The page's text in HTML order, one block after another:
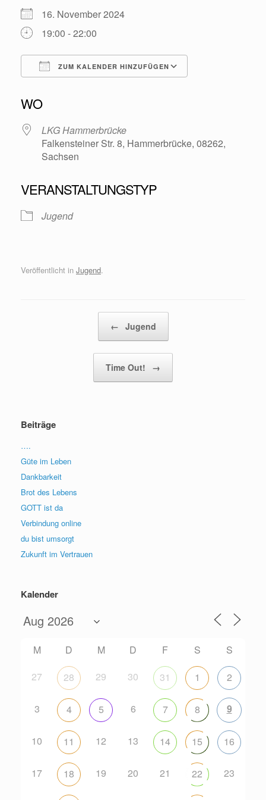
16. November 2024
19:00 - 22:00
ZUM KALENDER HINZUFÜGEN
WO
LKG Hammerbrücke
Falkensteiner Str. 8, Hammerbrücke, 08262,
Sachsen
VERANSTALTUNGSTYP
Jugend
Veröffentlicht in Jugend.
← Jugend
Time Out! →
Beiträge
….
Güte im Leben
Dankbarkeit
Brot des Lebens
GOTT ist da
Verbindung online
du bist umsorgt
Zukunft im Vertrauen
Kalender
M D M D F S
S
27
28 29 30 31 1 2
3 4 5 6 7 8 9
10 11 12 13 14 15 16
17 18 19 20 21 22 23